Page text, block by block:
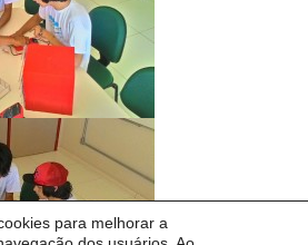
para melhorar a